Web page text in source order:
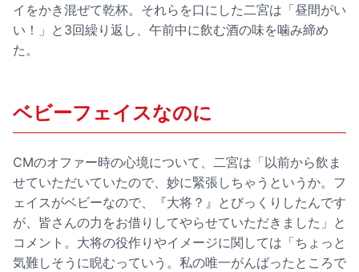
イをかき混ぜて乾杯。それらを口にした二宮は「昼間がい
い！」と3回繰り返し、午前中に飲む酒の味を噛み締め
た。
ベビーフェイスなのに
CMのオファー時の心境について、二宮は「以前から飲ま
せていただいていたので、妙に緊張しちゃうというか。フ
ェイスがベビーなので、『大将？』とびっくりしたんです
が、皆さんの力をお借りしてやらせていただきました」と
コメント。大将の役作りやイメージに関しては「ちょっと
気難しそうに睨むっていう。私の唯一がんばったところで